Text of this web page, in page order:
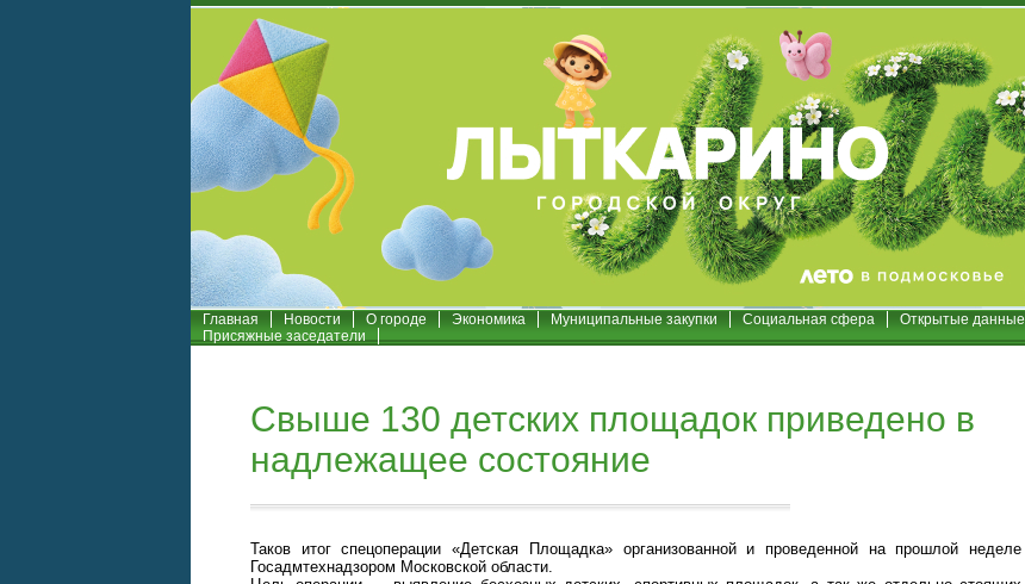
Главная Новости О городе Экономика Муниципальные закупки Социальная сфера Открытые данные
Присяжные заседатели
Свыше 130 детских площадок приведено в
надлежащее состояние
Таков итог спецоперации «Детская Площадка» организованной и проведенной на прошлой неделе
Госадмтехнадзором Московской области.